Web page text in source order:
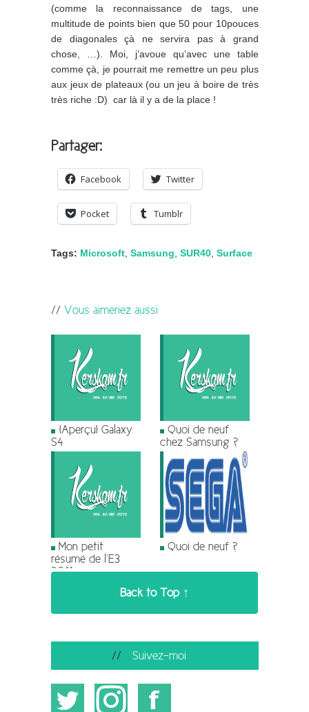
(comme la reconnaissance de tags, une
multitude de points bien que 50 pour 10pouces
de diagonales çà ne servira pas à grand
chose, …). Moi, j’avoue qu’avec une table
comme çà, je pourrait me remettre un peu plus
aux jeux de plateaux (ou un jeu à boire de très
très riche :D) car là il y a de la place !
Partager:
Facebook Twitter
Pocket Tumblr
Tags: Microsoft, Samsung, SUR40, Surface
Vous aimeriez aussi
[Aperçu] Galaxy
S4
Quoi de neuf
chez Samsung ?
Mon petit
résumé de l’E3
2011
Quoi de neuf ?
Back to Top ↑
Suivez-moi